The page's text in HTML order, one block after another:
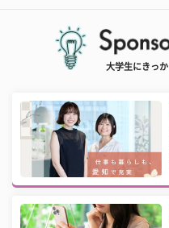
大学生にきっ